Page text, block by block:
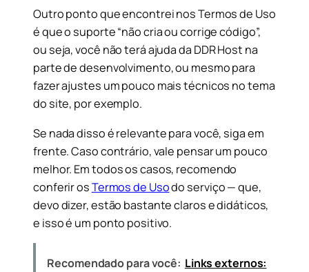
Outro ponto que encontrei nos Termos de Uso
é que o suporte “não cria ou corrige código”,
ou seja, você não terá ajuda da DDR Host na
parte de desenvolvimento, ou mesmo para
fazer ajustes um pouco mais técnicos no tema
do site, por exemplo.
Se nada disso é relevante para você, siga em
frente. Caso contrário, vale pensar um pouco
melhor. Em todos os casos, recomendo
conferir osTermos de Usodo serviço — que,
devo dizer, estão bastante claros e didáticos,
e isso é um ponto positivo.
Recomendado para você: Links externos: